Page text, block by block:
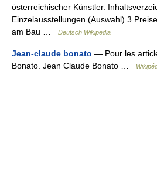
österreichischer Künstler.
Einzelausstellungen (Auswahl) 3
am Bau …
Deutsch Wikipedia
Jean-claude bonato — Pour les
Bonato. Jean Claude Bonato …